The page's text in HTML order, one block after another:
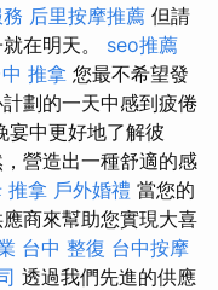
后里按摩推薦 但請
在明天。 seo推薦
推拿 您最不希望發
劃的一天中感到疲倦
宴中更好地了解彼
營造出一種舒適的感
推拿 戶外婚禮 當您的
商來幫助您實現大喜
台中 整復 台中按摩
透過我們先進的供應